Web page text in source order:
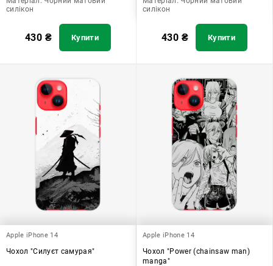
силікон
430 ₴ Купити
силікон
430 ₴ Купити
Apple iPhone 14
Чохол "Силуєт самурая"
Apple iPhone 14
Чохол "Power (chainsaw man)
manga"